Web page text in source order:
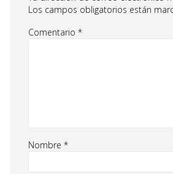
Los campos obligatorios están
Comentario *
Nombre *